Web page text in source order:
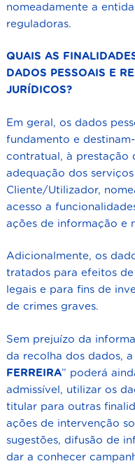
nomeadamente a
reguladoras.
QUAIS AS
DADOS PESSOAIS E
JURÍDICOS?
Em geral, os dados
fundamento e
contratual, à prestação
adequação dos
Cliente/Utilizador,
acesso a
ações de informação e
Adicionalmente, os
tratados para efeitos
legais e para fins de
de crimes graves.
Sem prejuízo da
da recolha dos dados, a
FERREIRA” poderá
admissível, utilizar os
titular para outras
ações de intervenção
sugestões, difusão de
dar a conhecer